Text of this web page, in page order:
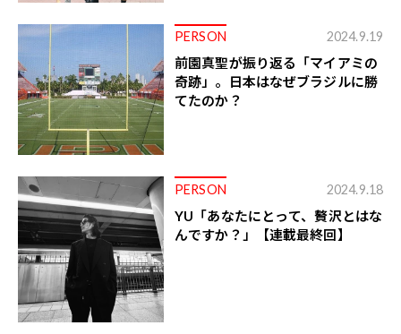
PERSON 2024.9.19
前園真聖が振り返る「マイアミの
奇跡」。日本はなぜブラジルに勝
てたのか？
PERSON 2024.9.18
YU「あなたにとって、贅沢とはな
んですか？」【連載最終回】